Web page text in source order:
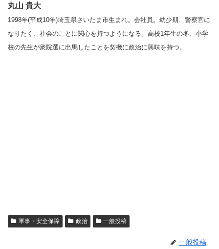
丸山 貴大
1998年(平成10年)埼玉県さいたま市生まれ。会社員。幼少期、警察官に
なりたく、社会のことに関心を持つようになる。高校1年生の冬、小学
校の先生が衆院選に出馬したことを契機に政治に興味を持つ。
軍事・安全保障 政治 一般投稿
一般投稿